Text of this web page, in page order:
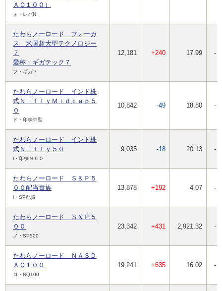
ＡＱ１００）
ォ・レバN
たわらノーロード フォーカ
ス 米国超大型テクノロジー
７
愛称：ギガテック７
フ・ギガ７
12,181 +240 17.99 -
たわらノーロード インド株
式ＮｉｆｔｙＭｉｄｃａｐ５
０
ド・印株中型
10,842 -49 18.80 -
たわらノーロード インド株
式Ｎｉｆｔｙ５０
l・印株Ｎ５０
9,035 -18 20.13 -
たわらノーロード Ｓ＆Ｐ５
００配当貴族
l・SP配貴
13,878 +192 4.07 -
たわらノーロード Ｓ＆Ｐ５
００
ノ・SP500
23,342 +431 2,921.32 -
たわらノーロード ＮＡＳＤ
ＡＱ１００
ロ・NQ100
19,241 +635 16.02 -